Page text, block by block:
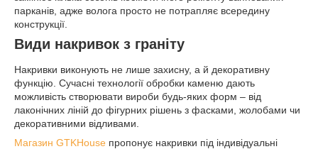
парканів, адже волога просто не потрапляє всередину
конструкції.
Види накривок з граніту
Накривки виконують не лише захисну, а й декоративну
функцію. Сучасні технології обробки каменю дають
можливість створювати вироби будь-яких форм – від
лаконічних ліній до фігурних рішень з фасками, жолобами чи
декоративними відливами.
Магазин GTKHouse пропонує накривки під індивідуальні